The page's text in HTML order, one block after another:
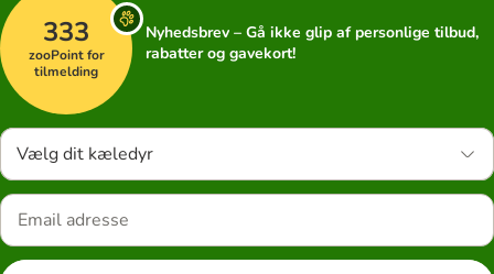
333
zooPoint for
tilmelding
Nyhedsbrev – Gå ikke glip af personlige tilbud,
rabatter og gavekort!
Vælg dit kæledyr